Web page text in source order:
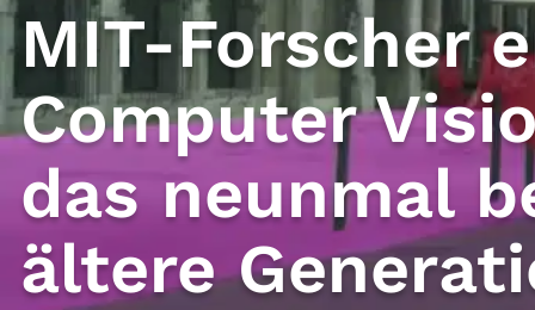
MIT-Forscher
Computer
das neunmal
ältere